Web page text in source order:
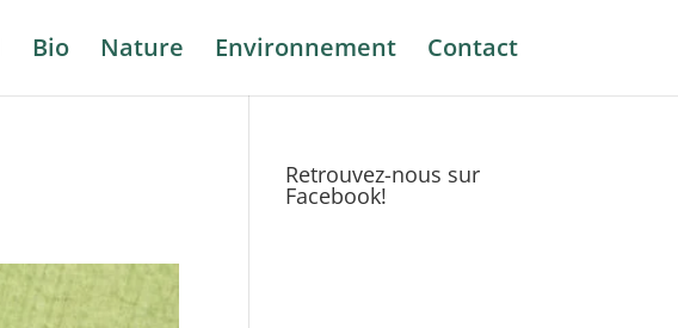
Bio Nature Environnement Contact
Retrouvez-nous sur
Facebook!